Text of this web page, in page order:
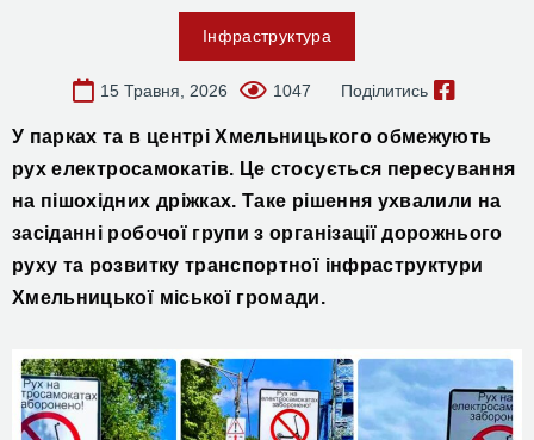
Інфраструктура
15 Травня, 2026 1047 Поділитись
У парках та в центрі Хмельницькогообмежують
рух електросамокатів. Це стосується пересування
на пішохідних дріжках. Таке рішення ухвалили на
засіданні робочої групиз організації дорожнього
руху та розвитку транспортної інфраструктури
Хмельницької міської громади.